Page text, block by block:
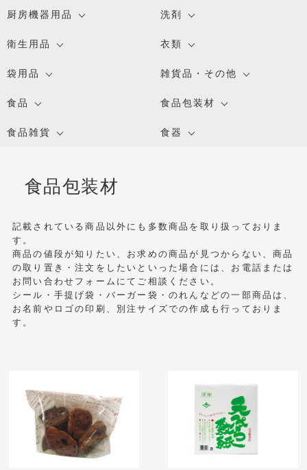
食品包装材
記載されている商品以外にも多数商品を取り扱っておりま
す。
商品の値段が知りたい、お求めの商品が見つからない、商品
の取り置き・注文をしたいといった場合には、お電話または
お問い合わせフォームにてご相談ください。
シール・手提げ袋・バーガー袋・のれんなどの一部商品は、
お名前やロゴの印刷、別注サイズでの作成も行っておりま
す。
厨房機器用品 洗剤
衛生用品 衣類
袋用品 雑貨品・その他
食品 食品包装材
食品雑貨 食器